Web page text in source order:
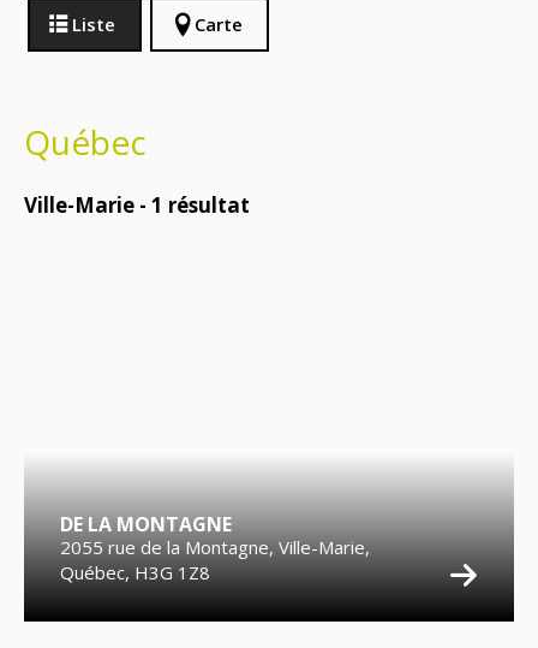
Liste Carte
Québec
Ville-Marie - 1 résultat
DE LA MONTAGNE
2055 rue de la Montagne, Ville-Marie,
Québec, H3G 1Z8